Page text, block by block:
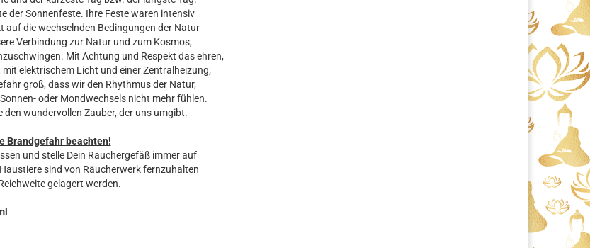
der Sonnenfeste. Ihre Feste waren intensiv
auf die wechselnden Bedingungen der Natur
Verbindung zur Natur und zum Kosmos,
Mit Achtung und Respekt das ehren,
elektrischem Licht und einer Zentralheizung;
groß, dass wir den Rhythmus der Natur,
oder Mondwechsels nicht mehr fühlen.
wundervollen Zauber, der uns umgibt.
Brandgefahr beachten!
und stelle Dein Räuchergefäß immer auf
sind von Räucherwerk fernzuhalten
gelagert werden.